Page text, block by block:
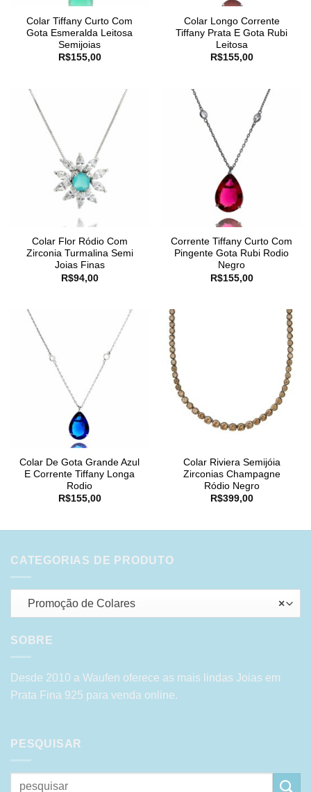
Colar Tiffany Curto Com
Gota Esmeralda Leitosa
Semijoias
R$155,00
Colar Longo Corrente
Tiffany Prata E Gota Rubi
Leitosa
R$155,00
Colar Flor Ródio Com
Zirconia Turmalina Semi
Joias Finas
R$94,00
Corrente Tiffany Curto Com
Pingente Gota Rubi Rodio
Negro
R$155,00
Colar De Gota Grande Azul
E Corrente Tiffany Longa
Rodio
R$155,00
Colar Riviera Semijóia
Zirconias Champagne
Ródio Negro
R$399,00
CATEGORIAS DE PRODUTO
×
Promoção de Colares
SOBRE
Desde 2010 a Waufen oferece as mais lindas Joias em
Prata Fina 925 para venda online.
PESQUISAR
Pesquisar